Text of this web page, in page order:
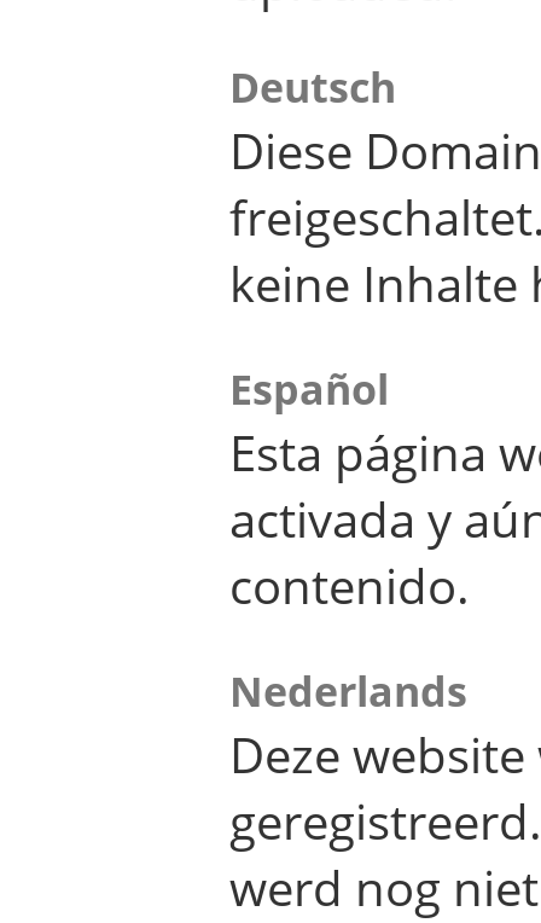
Deutsch
Diese
keine Inhalte
Español
Esta página
activada y
contenido.
Nederlands
Deze
werd nog